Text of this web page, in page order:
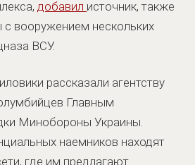
добавил источник, также
с вооружением нескольких
ВСУ.
рассказали агентству
Главным
Минобороны Украины.
наемников находят
где им предлагают